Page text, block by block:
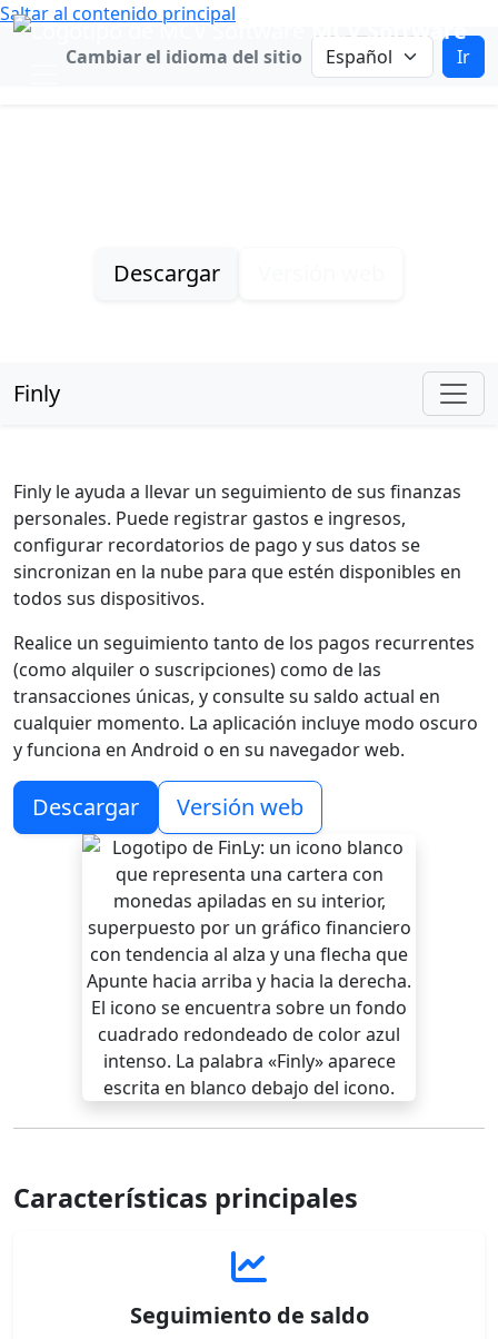
Saltar al contenido principal
MCV Software
Cambiar idioma
Cambiar el idioma del sitio Ir
Descargar
Subnavegación de Finly
Finly
Finly le ayuda a llevar un seguimiento de sus finanzas
personales. Puede registrar gastos e ingresos,
configurar recordatorios de pago y sus datos se
sincronizan en la nube para que estén disponibles en
todos sus dispositivos.
Realice un seguimiento tanto de los pagos recurrentes
(como alquiler o suscripciones) como de las
transacciones únicas, y consulte su saldo actual en
cualquier momento. La aplicación incluye modo oscuro
y funciona en Android o en su navegador web.
Descargar Versión web
Características principales
Seguimiento de saldo